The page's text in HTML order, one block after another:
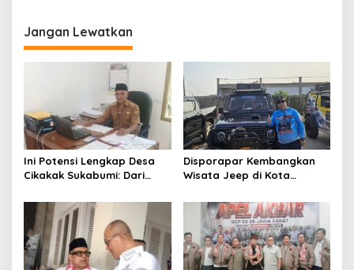
o
s
Jangan Lewatkan
Ini Potensi Lengkap Desa
Cikakak Sukabumi: Dari
Musang King
Disporapar Kembangkan
Wisata Jeep di Kota
Wisata Air Panas Cikundul:
Upaya Peningkatan PAD